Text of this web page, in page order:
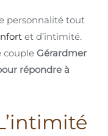
personnalité tout
et d’intimité.
couple Gérardmer
répondre à